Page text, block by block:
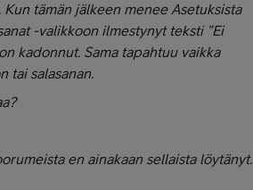
tämän jälkeen menee Asetuksista
-valikkoon ilmestynyt teksti ”Ei
kadonnut. Sama tapahtuu vaikka
tai salasanan.
en ainakaan sellaista löytänyt.